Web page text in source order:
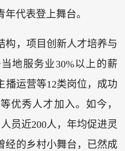
代表登上舞台。
构，项目创新人才培养与
地服务业30%以上的薪
播运营等12类岗位，成功
优秀人才加入。如今，
员近200人，年均促进灵
经的乡村小舞台，已然成